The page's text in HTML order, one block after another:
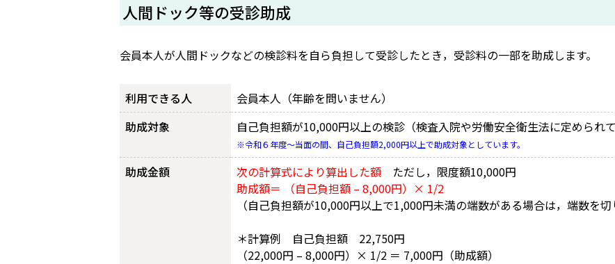
人間ドック等の受診助成
会員本人が人間ドックなどの検診料を自ら負担して受診したとき，受診料の一部を助成します。
利用できる人
会員本人（年齢を問いません）
助成対象
自己負担額が10,000円以上の検診（検査入院や労働安全衛生法に定められ
※令和６年度～当面の間、自己負担額2,000円以上で助成対象としています。
助成金額 次の計算式により算出した額 ただし，限度額10,000円
助成額＝ （自己負担額 – 8,000円）× 1/2
（自己負担額が10,000円以上で1,000円未満の端数がある場合は，端数を切
＊計算例 自己負担額 22,750円
（22,000円 – 8,000円）× 1/2 ＝ 7,000円（助成額）